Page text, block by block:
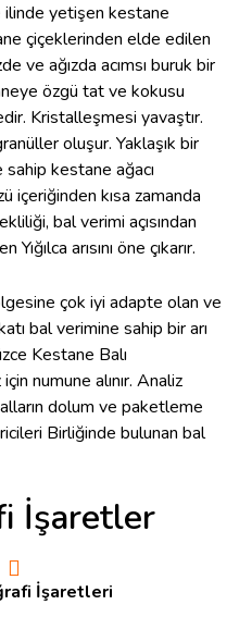
ilinde yetişen kestane
çiçeklerinden elde edilen
ve ağızda acımsı buruk bir
özgü tat ve kokusu
Kristalleşmesi yavaştır.
oluşur. Yaklaşık bir
kestane ağacı
içeriğinden kısa zamanda
bal verimi açısından
arısını öne çıkarır.
çok iyi adapte olan ve
bal verimine sahip bir arı
Kestane Balı
numune alınır. Analiz
dolum ve paketleme
Birliğinde bulunan bal
İşaretler
İşaretleri